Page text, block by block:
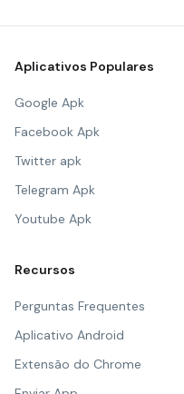
Aplicativos Populares
Google Apk
Facebook Apk
Twitter apk
Telegram Apk
Youtube Apk
Recursos
Perguntas Frequentes
Aplicativo Android
Extensão do Chrome